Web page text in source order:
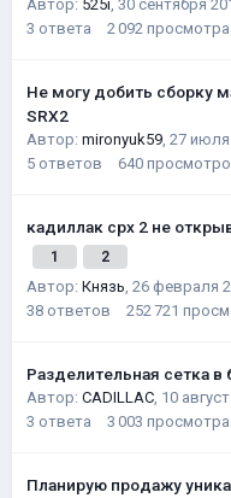
Автор: 525i, 30 сентября
3 ответа 2 092 просмотра
Не могу добить сборку
SRX2
Автор: mironyuk59, 27 июля
5 ответов 640
кадиллак срх 2 не
1 2
Автор: Князь, 26 февраля
38 ответов 252 721
Разделительная сетка в
Автор: CADILLAC, 10
3 ответа 3 003 просмотра
Планирую продажу